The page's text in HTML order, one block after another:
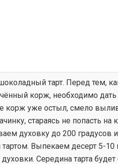
тарт. Перед тем,
корж, необходимо
корж уже остыл, смело
стараясь не попасть на
духовку до 200 градусов
Выпекаем десерт 5-10
Середина тарта